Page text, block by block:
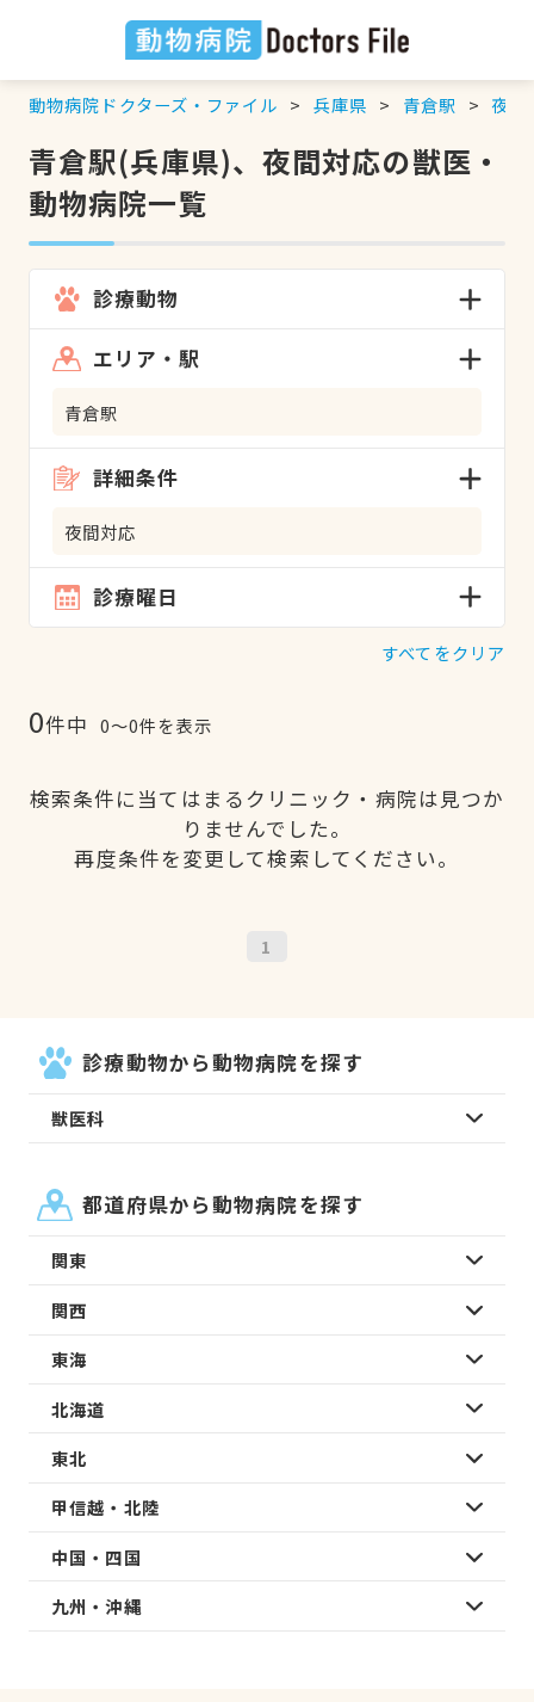
動物病院ドクターズ・ファイル 兵庫県 青倉駅 夜間
青倉駅(兵庫県)、夜間対応の獣医・
動物病院一覧
診療動物
エリア・駅
青倉駅
詳細条件
夜間対応
診療曜日
すべてをクリア
0件中 0〜0件を表示
検索条件に当てはまるクリニック・病院は見つか
りませんでした。
再度条件を変更して検索してください。
1
診療動物から動物病院を探す
獣医科
都道府県から動物病院を探す
関東
関西
東海
北海道
東北
甲信越・北陸
中国・四国
九州・沖縄